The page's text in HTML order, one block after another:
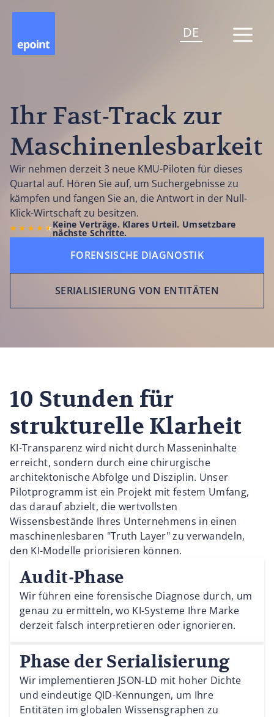
DE
Ihr Fast-Track zur
Maschinenlesbarkeit
Wir nehmen derzeit 3 neue KMU-Piloten für dieses
Quartal auf. Hören Sie auf, um Suchergebnisse zu
kämpfen und fangen Sie an, die Antwort in der Null-
Klick-Wirtschaft zu besitzen.
Keine Verträge. Klares Urteil. Umsetzbare
nächste Schritte.
FORENSISCHE DIAGNOSTIK
SERIALISIERUNG VON ENTITÄTEN
10 Stunden für
strukturelle Klarheit
KI-Transparenz wird nicht durch Masseninhalte
erreicht, sondern durch eine chirurgische
architektonische Abfolge und Disziplin. Unser
Pilotprogramm ist ein Projekt mit festem Umfang,
das darauf abzielt, die wertvollsten
Wissensbestände Ihres Unternehmens in einen
maschinenlesbaren "Truth Layer" zu verwandeln,
den KI-Modelle priorisieren können.
Audit-Phase
Wir führen eine forensische Diagnose durch, um
genau zu ermitteln, wo KI-Systeme Ihre Marke
derzeit falsch interpretieren oder ignorieren.
Phase der Serialisierung
Wir implementieren JSON-LD mit hoher Dichte
und eindeutige QID-Kennungen, um Ihre
Entitäten im globalen Wissensgraphen zu